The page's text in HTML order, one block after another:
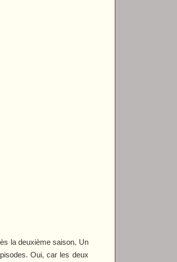
la deuxième saison, Un
Oui, car les deux